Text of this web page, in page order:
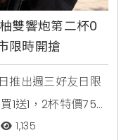
雙響炮第二杯0
限時開搶
推出週三好友日限
1送1，2杯特價75
惠券，即可在線上
1,135